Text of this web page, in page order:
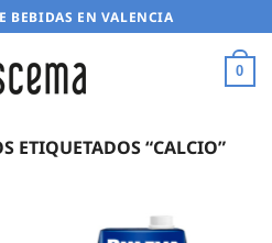
BEBIDAS EN VALENCIA
0
ETIQUETADOS “CALCIO”